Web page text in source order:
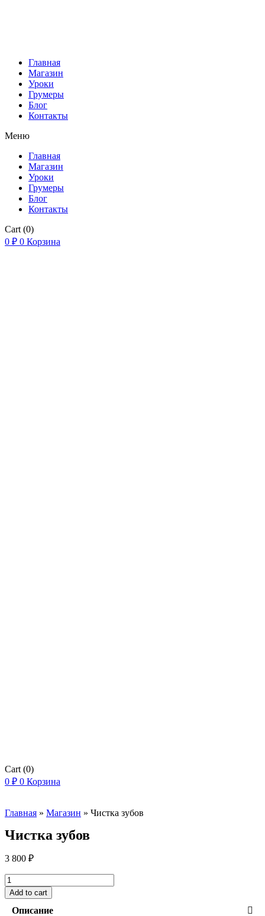
Главная
Магазин
Уроки
Грумеры
Блог
Контакты
Меню
Главная
Магазин
Уроки
Грумеры
Блог
Контакты
Cart (0)
0 ₽ 0 Корзина
Cart (0)
0 ₽ 0 Корзина
Главная » Магазин » Чистка зубов
Чистка зубов
3 800 ₽
Чистка
зубов
quantity
Add to cart
Описание